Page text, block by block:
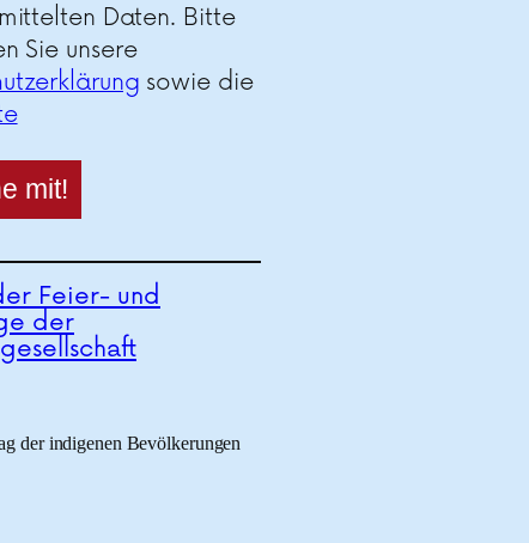
Daten. Bitte
Sie unsere
sowie die
Feier- und
der
der indigenen Bevölkerungen